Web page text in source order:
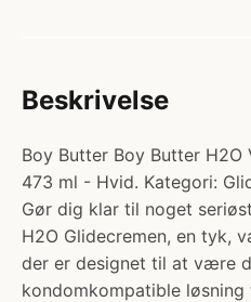
Beskrivelse
Boy Butter Boy Butter H2O
473 ml - Hvid. Kategori:
Gør dig klar til noget
H2O Glidecremen, en tyk,
der er designet til at være
kondomkompatible